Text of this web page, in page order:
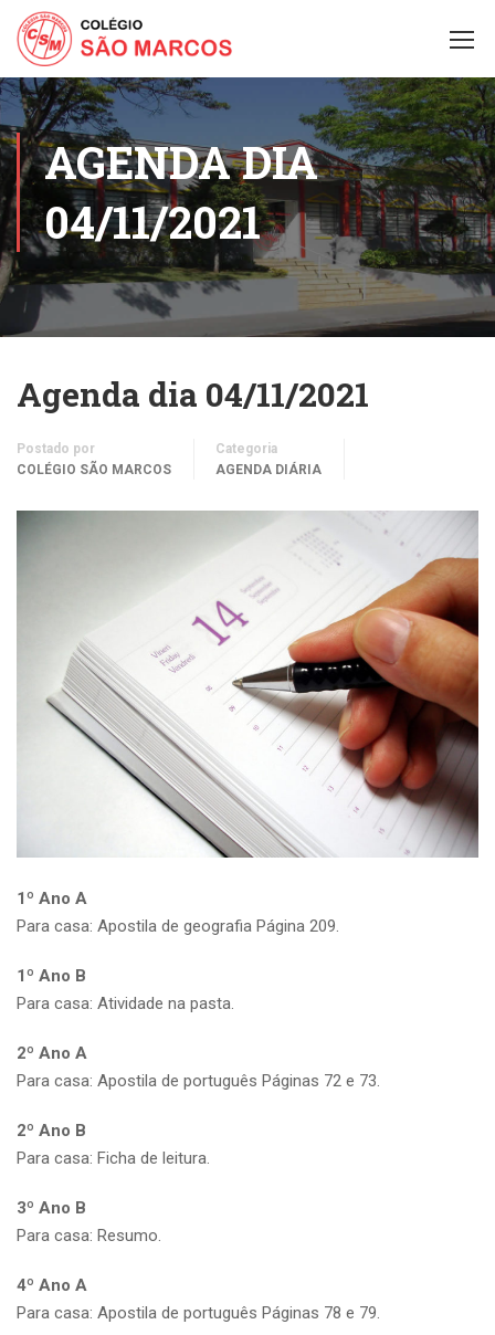
AGENDA DIA
04/11/2021
Agenda dia 04/11/2021
Postado por
COLÉGIO SÃO MARCOS
Categoria
AGENDA DIÁRIA
1º Ano A
Para casa: Apostila de geografia Página 209.
1º Ano B
Para casa: Atividade na pasta.
2º Ano A
Para casa: Apostila de português Páginas 72 e 73.
2º Ano B
Para casa: Ficha de leitura.
3º Ano B
Para casa: Resumo.
4º Ano A
Para casa: Apostila de português Páginas 78 e 79.